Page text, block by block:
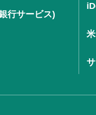
行サービス)